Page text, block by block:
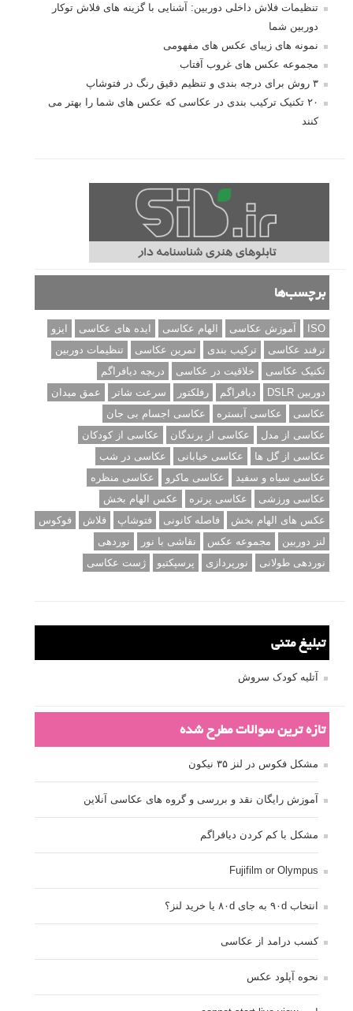
تنظیمات فلاش داخلی دوربین: آشنایی با گزینه های فلاش توکار
دوربین شما
نمونه های زیبای عکس های مفهومی
مجموعه عکس های غروب آفتاب
۳ روش برای درجه بندی و تنظیم دقیق رنگ در فتوشاپ
۲۰ تکنیک ترکیب بندی در عکاسی که عکس های شما را بهتر می
کنند
برچسب‌ها
ISO آموزش عکاسی الهام عکاسی ایده های عکاسی
ایزو
ترفند عکاسی
ترکیب بندی تمرین عکاسی
تنظیمات دوربین
تکنیک عکاسی
خلاقیت در عکاسی
دریچه دیافراگم
دوربین DSLR
دیافراگم رفلکتور سرعت شاتر
عمق میدان
عکاسی
عکاسی آبستره
عکاسی اجسام بی جان
عکاسی از مدل
عکاسی از پرندگان
عکاسی از کودکان
عکاسی از گل ها
عکاسی خیابانی
عکاسی در شب
عکاسی سیاه و سفید
عکاسی ماکرو
عکاسی منظره
عکاسی ورزشی
عکاسی پرتره
عکس الهام بخش
عکس های الهام بخش
فاصله کانونی فتوشاپ فلاش
فوکوس
لنز دوربین
مجموعه عکس نقاشی با نور
نوردهی
نوردهی طولانی
نورپردازی پرسپکتیو ژست عکاسی
تبلیغ متنی
آتلیه کودک سروش
تازه ترین سوالات مطرح شده
مشکل فکوس در لنز ۳۵ نیکون
آموزش رایگان نقد و بررسی و گروه های عکاسی آنلاین
مشکل با کم کردن دیافراگم
Fujifilm or Olympus
انتخاب ۹۰d به جای ۸۰d یا خرید لنز؟
کسب درامد از عکاسی
نحوه آپلود عکس